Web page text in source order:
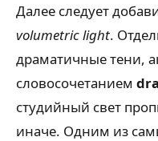
Далее следует
volumetric light.
драматичные тени,
словосочетанием
студийный свет
иначе. Одним из